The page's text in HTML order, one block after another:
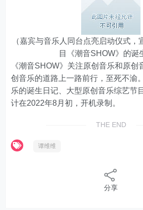
（嘉宾与音乐人同台点亮启动仪式，
目《潮音SHOW》的诞
《潮音SHOW》关注原创音乐和原创
创音乐的道路上一路前行，至死不渝
乐的诞生日记、大型原创音乐综艺节
计在2022年8月初，开机录制。
THE END
谭维维
分享